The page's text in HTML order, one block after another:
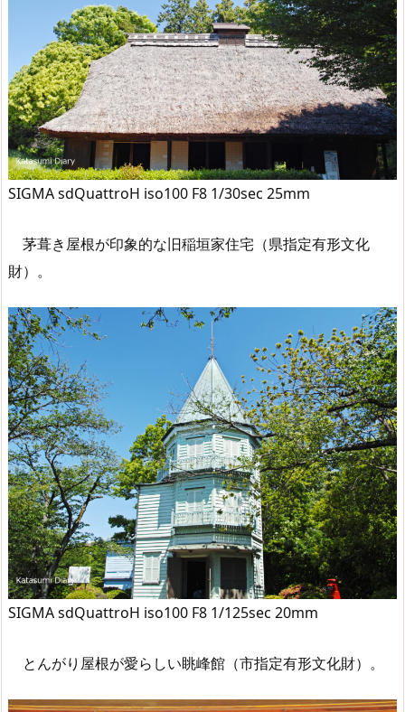
SIGMA sdQuattroH iso100 F8 1/30sec 25mm
茅葺き屋根が印象的な旧稲垣家住宅（県指定有形文化
財）。
SIGMA sdQuattroH iso100 F8 1/125sec 20mm
とんがり屋根が愛らしい眺峰館（市指定有形文化財）。